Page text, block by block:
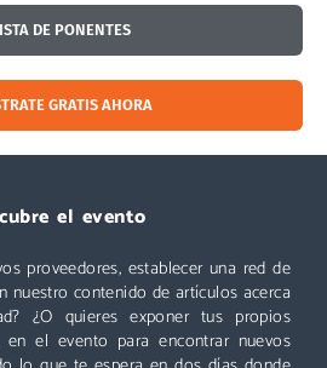
DE PONENTES
GRATIS AHORA
el evento
proveedores, establecer una red de
nuestro contenido de artículos acerca
¿O quieres exponer tus propios
el evento para encontrar nuevos
perderte: miles de profesionales
proveedores, descubre todas las áreas
las mejores conferencias!
más